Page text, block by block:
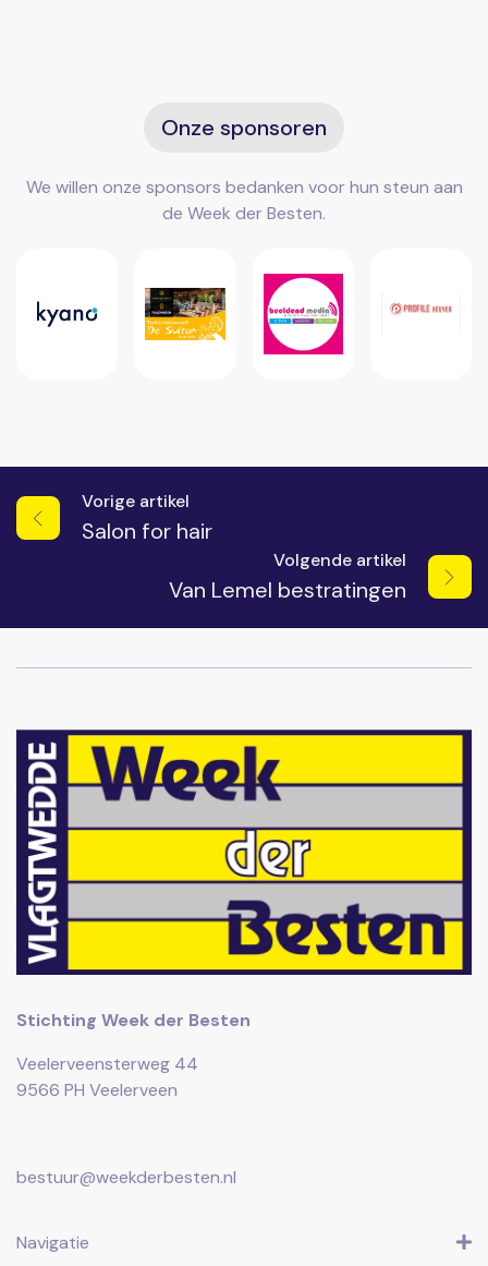
Onze sponsoren
We willen onze sponsors bedanken voor hun steun aan
de Week der Besten.
Vorige artikel
Salon for hair
Volgende artikel
Van Lemel bestratingen
Stichting Week der Besten
Veelerveensterweg 44
9566 PH Veelerveen
bestuur@weekderbesten.nl
Navigatie